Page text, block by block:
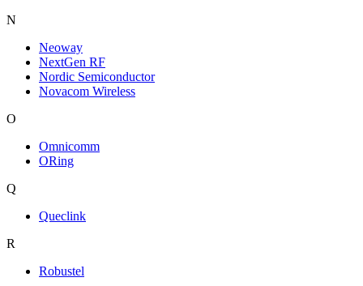
N
Neoway
NextGen RF
Nordic Semiconductor
Novacom Wireless
O
Omnicomm
ORing
Q
Queclink
R
Robustel